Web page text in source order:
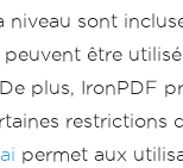
niveau sont
peuvent être
plus, IronPDF
restrictions
permet aux